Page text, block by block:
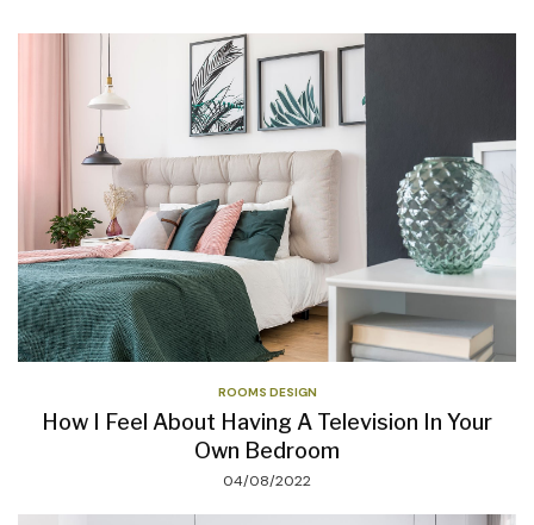
ROOMS DESIGN
How I Feel About Having A Television In Your
Own Bedroom
04/08/2022